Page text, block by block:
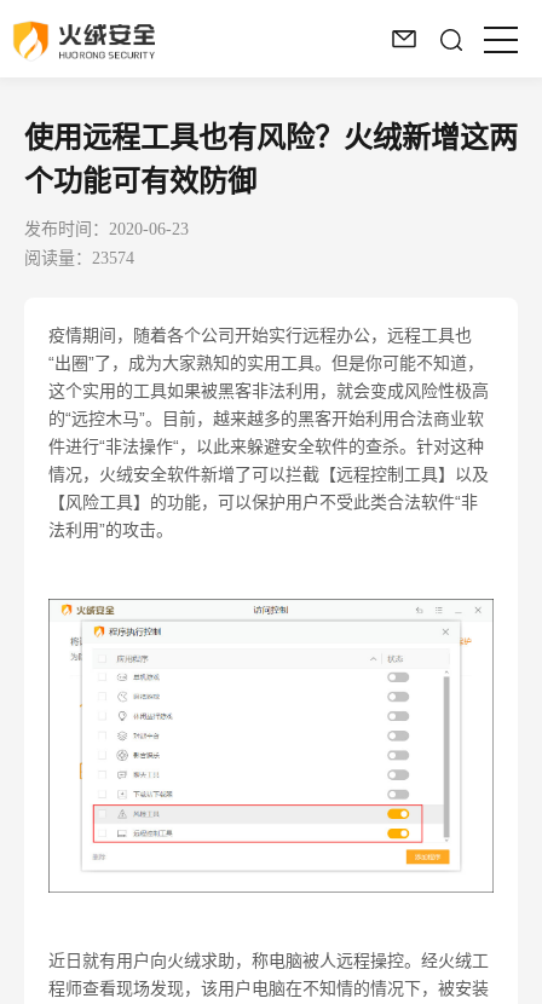
使用远程工具也有风险？火绒新增这两
个功能可有效防御
发布时间：2020-06-23
阅读量：23574
疫情期间，随着各个公司开始实行远程办公，远程工具也
“出圈”了，成为大家熟知的实用工具。但是你可能不知道，
这个实用的工具如果被黑客非法利用，就会变成风险性极高
的“远控木马”。目前，越来越多的黑客开始利用合法商业软
件进行“非法操作“，以此来躲避安全软件的查杀。针对这种
情况，火绒安全软件新增了可以拦截【远程控制工具】以及
【风险工具】的功能，可以保护用户不受此类合法软件“非
法利用”的攻击。
近日就有用户向火绒求助，称电脑被人远程操控。经火绒工
程师查看现场发现，该用户电脑在不知情的情况下，被安装